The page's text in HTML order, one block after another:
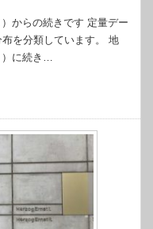
からの続きです 定量デー
を分類しています。 地
に続き…